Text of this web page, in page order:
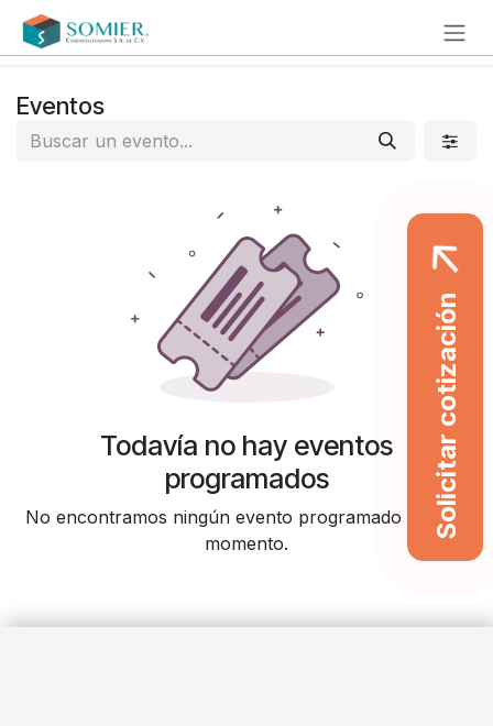
Ir al contenido
Eventos
Todavía no hay eventos
programados
No encontramos ningún evento programado en este
momento.
Solicitar cotización